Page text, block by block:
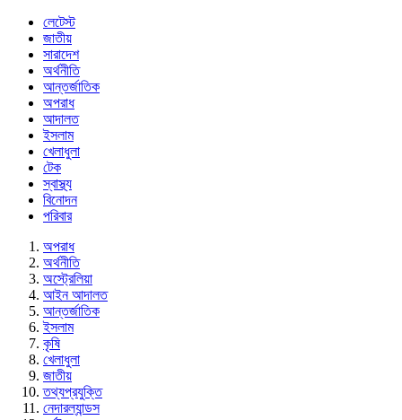
লেটেস্ট
জাতীয়
সারাদেশ
অর্থনীতি
আন্তর্জাতিক
অপরাধ
আদালত
ইসলাম
খেলাধুলা
টেক
স্বাস্থ্য
বিনোদন
পরিবার
অপরাধ
অর্থনীতি
অস্ট্রেলিয়া
আইন আদালত
আন্তর্জাতিক
ইসলাম
কৃষি
খেলাধুলা
জাতীয়
তথ্যপ্রযুক্তি
নেদারল্যান্ডস